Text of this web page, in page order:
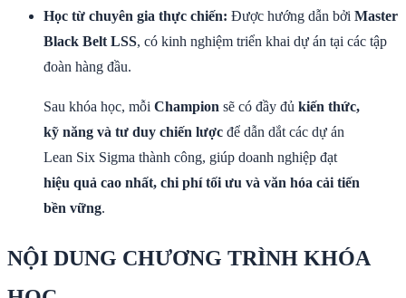
Học từ chuyên gia thực chiến: Được hướng dẫn bởi Master
Black Belt LSS, có kinh nghiệm triển khai dự án tại các tập
đoàn hàng đầu.
Sau khóa học, mỗi Champion sẽ có đầy đủ kiến thức,
kỹ năng và tư duy chiến lược để dẫn dắt các dự án
Lean Six Sigma thành công, giúp doanh nghiệp đạt
hiệu quả cao nhất, chi phí tối ưu và văn hóa cải tiến
bền vững.
NỘI DUNG CHƯƠNG TRÌNH KHÓA